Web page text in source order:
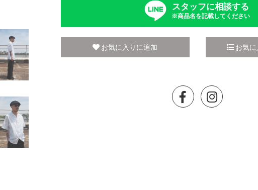
スタッフに相談する
※商品名を記載してください
お気に入りに追加 お気に